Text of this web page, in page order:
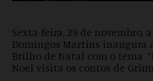
Sexta-feira, 29 de novembro,
Domingos Martins inaugura
Brilho de Natal com o tema
Noel visita os contos de